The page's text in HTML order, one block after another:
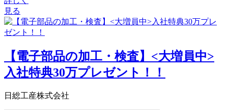
見る
【電子部品の加工・検査】<大増員中>
入社特典30万プレゼント！！
日総工産株式会社